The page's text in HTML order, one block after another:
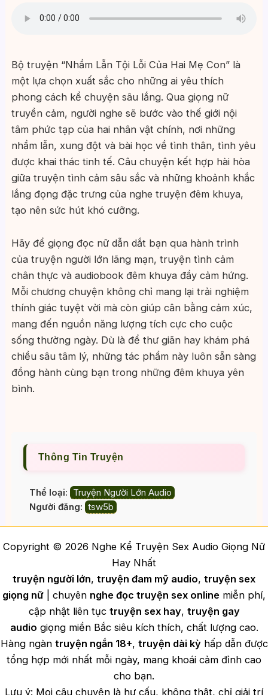
Bộ truyện “Nhầm Lẫn Tội Lỗi Của Hai Mẹ Con” là
một lựa chọn xuất sắc cho những ai yêu thích
phong cách kể chuyện sâu lắng. Qua giọng nữ
truyền cảm, người nghe sẽ bước vào thế giới nội
tâm phức tạp của hai nhân vật chính, nơi những
nhầm lẫn, xung đột và bài học về tình thân, tình yêu
được khai thác tinh tế. Câu chuyện kết hợp hài hòa
giữa truyện tình cảm sâu sắc và những khoảnh khắc
lắng đọng đặc trưng của nghe truyện đêm khuya,
tạo nên sức hút khó cưỡng.
Hãy để giọng đọc nữ dẫn dắt bạn qua hành trình
của truyện người lớn lãng mạn, truyện tình cảm
chân thực và audiobook đêm khuya đầy cảm hứng.
Mỗi chương chuyện không chỉ mang lại trải nghiệm
thính giác tuyệt vời mà còn giúp cân bằng cảm xúc,
mang đến nguồn năng lượng tích cực cho cuộc
sống thường ngày. Dù là để thư giãn hay khám phá
chiều sâu tâm lý, những tác phẩm này luôn sẵn sàng
đồng hành cùng bạn trong những đêm khuya yên
bình.
Thông Tin Truyện
Thể loại: Truyện Người Lớn Audio
Người đăng: tsw5b
Copyright © 2026 Nghe Kể Truyện Sex Audio Giọng Nữ
Hay Nhất
truyện người lớn, truyện đam mỹ audio, truyện sex
giọng nữ | chuyên nghe đọc truyện sex online miễn phí,
cập nhật liên tục truyện sex hay, truyện gay
audio giọng miền Bắc siêu kích thích, chất lượng cao.
Hàng ngàn truyện ngắn 18+, truyện dài kỳhấp dẫn được
tổng hợp mới nhất mỗi ngày, mang khoái cảm đỉnh cao
cho bạn.
Lưu ý: Mọi câu chuyện là hư cấu, không thật, chỉ giải trí